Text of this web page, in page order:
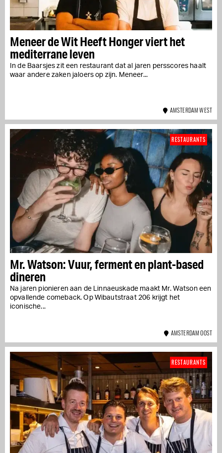
Meneer de Wit Heeft Honger viert het
mediterrane leven
In de Baarsjes zit een restaurant dat al jaren persscores haalt
waar andere zaken jaloers op zijn. Meneer...
AMSTERDAM WEST
Mr. Watson: Vuur, ferment en plant-based
dineren
Na jaren pionieren aan de Linnaeuskade maakt Mr. Watson een
opvallende comeback. Op Wibautstraat 206 krijgt het
iconische...
RESTAURANTS
AMSTERDAM OOST
RESTAURANTS